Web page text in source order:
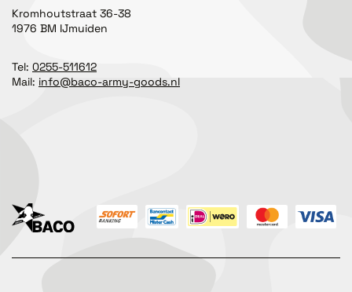
Kromhoutstraat 36-38
1976 BM IJmuiden
Tel: 0255-511612
Mail: info@baco-army-goods.nl